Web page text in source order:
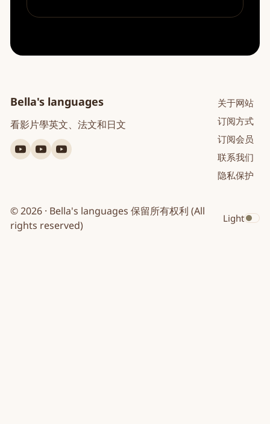
Bella's languages
看影片學英文、法文和日文
YouTube
英
YouTube
法
YouTube
日
关于网站
订阅方式
订阅会员
联系我们
隐私保护
© 2026 · Bella's languages 保留所有权利 (All
rights reserved)
Toggle
Light